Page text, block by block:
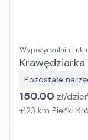
Wypożyczalnia Luka
Pozostałe
150.00 zł/
+123 km Pieńki